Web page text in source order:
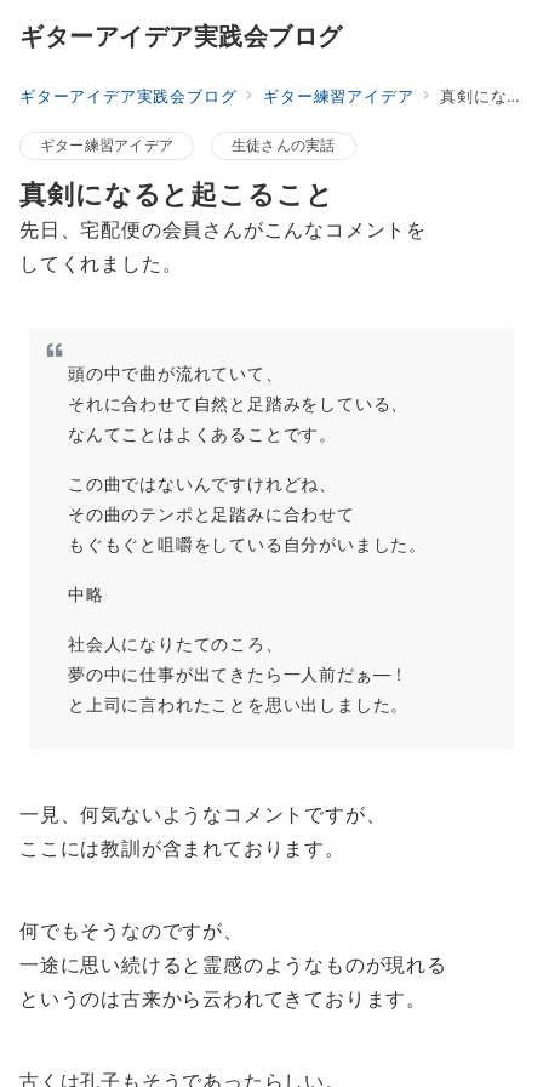
ギターアイデア実践会ブログ
ギターアイデア実践会ブログ ギター練習アイデア 真剣になると起こること
ギター練習アイデア 生徒さんの実話
真剣になると起こること
先日、宅配便の会員さんがこんなコメントを
してくれました。
頭の中で曲が流れていて、
それに合わせて自然と足踏みをしている、
なんてことはよくあることです。
この曲ではないんですけれどね、
その曲のテンポと足踏みに合わせて
もぐもぐと咀嚼をしている自分がいました。
中略
社会人になりたてのころ、
夢の中に仕事が出てきたら一人前だぁ―！
と上司に言われたことを思い出しました。
一見、何気ないようなコメントですが、
ここには教訓が含まれております。
何でもそうなのですが、
一途に思い続けると霊感のようなものが現れる
というのは古来から云われてきております。
古くは孔子もそうであったらしい。